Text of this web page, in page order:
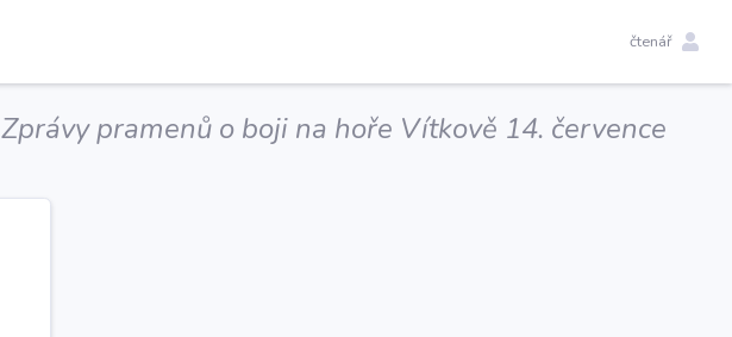
čtenář
Zprávy pramenů o boji na hoře Vítkově 14. července